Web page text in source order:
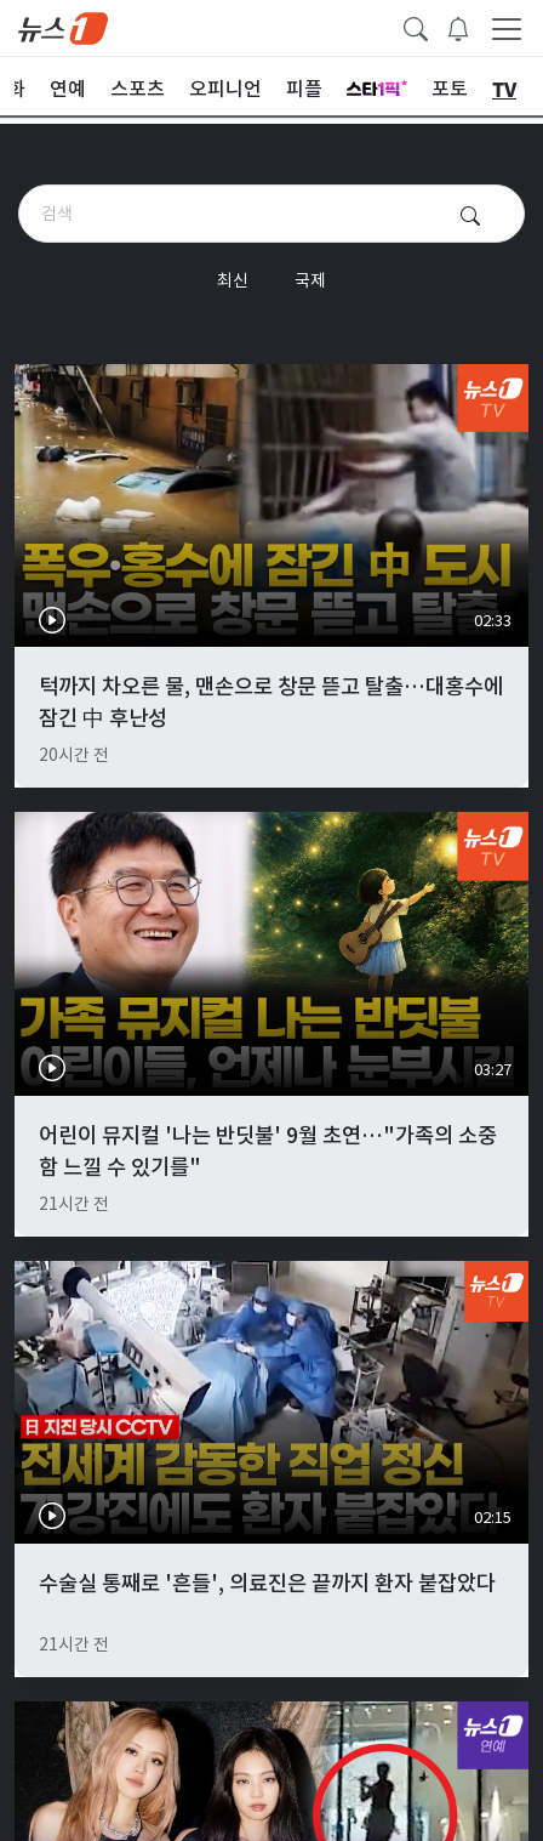
화 연예 스포츠 오피니언 피플 포토 TV
최신 국제
02:33
턱까지 차오른 물, 맨손으로 창문 뜯고 탈출…대홍수에
잠긴 中 후난성
20시간 전
03:27
어린이 뮤지컬 '나는 반딧불' 9월 초연…"가족의 소중
함 느낄 수 있기를"
21시간 전
02:15
수술실 통째로 '흔들', 의료진은 끝까지 환자 붙잡았다
21시간 전